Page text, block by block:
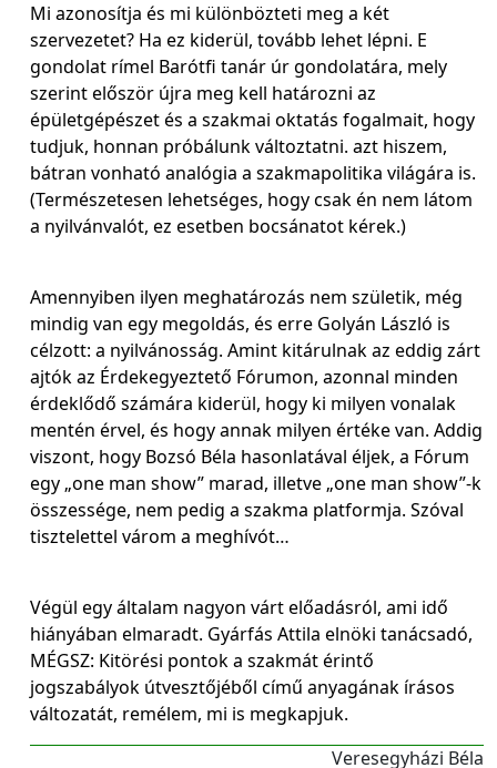
Mi azonosítja és mi különbözteti meg a két
szervezetet? Ha ez kiderül, tovább lehet lépni. E
gondolat rímel Barótfi tanár úr gondolatára, mely
szerint először újra meg kell határozni az
épületgépészet és a szakmai oktatás fogalmait, hogy
tudjuk, honnan próbálunk változtatni. azt hiszem,
bátran vonható analógia a szakmapolitika világára is.
(Természetesen lehetséges, hogy csak én nem látom
a nyilvánvalót, ez esetben bocsánatot kérek.)
Amennyiben ilyen meghatározás nem születik, még
mindig van egy megoldás, és erre Golyán László is
célzott: a nyilvánosság. Amint kitárulnak az eddig zárt
ajtók az Érdekegyeztető Fórumon, azonnal minden
érdeklődő számára kiderül, hogy ki milyen vonalak
mentén érvel, és hogy annak milyen értéke van. Addig
viszont, hogy Bozsó Béla hasonlatával éljek, a Fórum
egy „one man show” marad, illetve „one man show”-k
összessége, nem pedig a szakma platformja. Szóval
tisztelettel várom a meghívót…
Végül egy általam nagyon várt előadásról, ami idő
hiányában elmaradt. Gyárfás Attila elnöki tanácsadó,
MÉGSZ: Kitörési pontok a szakmát érintő
jogszabályok útvesztőjéből című anyagának írásos
változatát, remélem, mi is megkapjuk.
Veresegyházi Béla